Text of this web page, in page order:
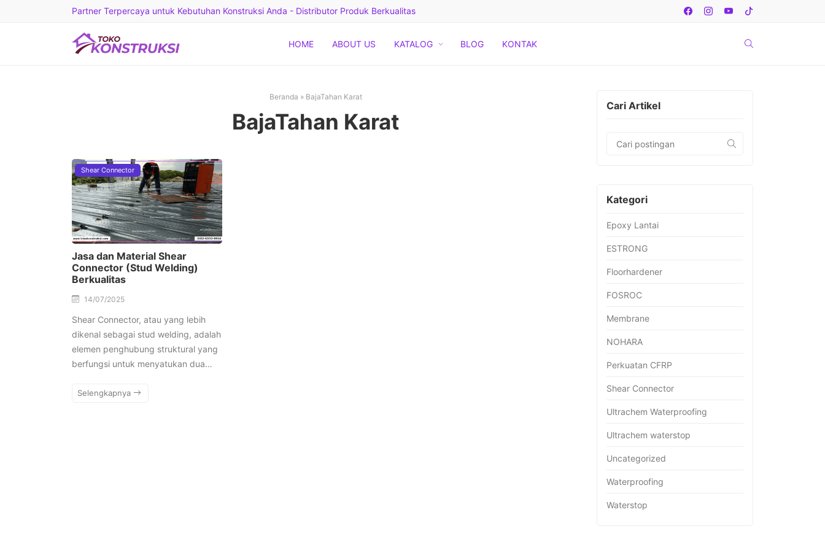
Partner Terpercaya untuk Kebutuhan Konstruksi Anda - Distributor Produk Berkualitas
HOME ABOUT US KATALOG BLOG KONTAK
Beranda » BajaTahan Karat
BajaTahan Karat
Shear Connector
Jasa dan Material Shear
Connector (Stud Welding)
Berkualitas
14/07/2025
Shear Connector, atau yang lebih
dikenal sebagai stud welding, adalah
elemen penghubung struktural yang
berfungsi untuk menyatukan dua…
Selengkapnya
Cari Artikel
Kategori
Epoxy Lantai
ESTRONG
Floorhardener
FOSROC
Membrane
NOHARA
Perkuatan CFRP
Shear Connector
Ultrachem Waterproofing
Ultrachem waterstop
Uncategorized
Waterproofing
Waterstop